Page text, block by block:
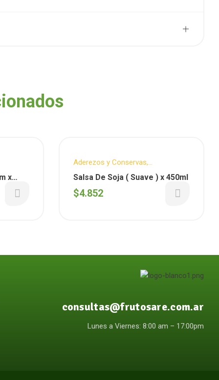
x
Aderezos y Conservas,
Delicatessen,Para tus comidas
Salsa De Soja ( Suave ) x 450ml
$4.852
consultas@frutosare.com.ar
Lunes a Viernes: 8:00 am – 17:00pm